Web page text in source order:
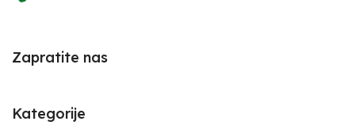
Zapratite nas
Kategorije